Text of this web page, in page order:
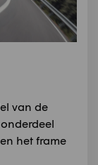
van de
het frame